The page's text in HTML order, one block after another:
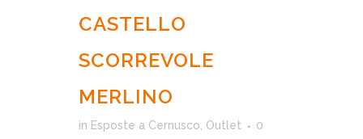
CASTELLO
SCORREVOLE
MERLINO
in Esposte a Cernusco Outlet
0